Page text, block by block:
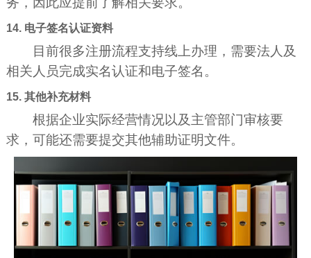
14. 电子签名认证资料
目前很多注册流程支持线上办理，需要法人及
相关人员完成实名认证和电子签名。
15. 其他补充材料
根据企业实际经营情况以及主管部门审核要
求，可能还需要提交其他辅助证明文件。